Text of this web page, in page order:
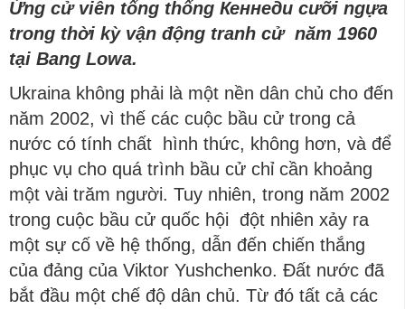
Ứng cử viên tổng thống Кеннеди cưỡi ngựa
trong thời kỳ vận động tranh cử năm 1960
tại Bang Lowa.
Ukraina không phải là một nền dân chủ cho đến
năm 2002, vì thế các cuộc bầu cử trong cả
nước có tính chất hình thức, không hơn, và để
phục vụ cho quá trình bầu cử chỉ cần khoảng
một vài trăm người. Tuy nhiên, trong năm 2002
trong cuộc bầu cử quốc hội đột nhiên xảy ra
một sự cố về hệ thống, dẫn đến chiến thắng
của đảng của Viktor Yushchenko. Đất nước đã
bắt đầu một chế độ dân chủ. Từ đó tất cả các